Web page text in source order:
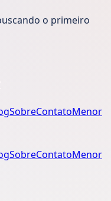
o primeiro
SobreContatoMenor
SobreContatoMenor